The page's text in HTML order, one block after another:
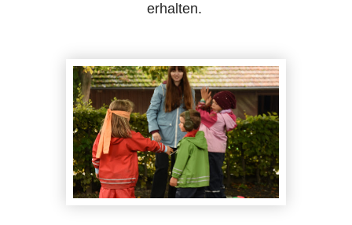
erhalten.